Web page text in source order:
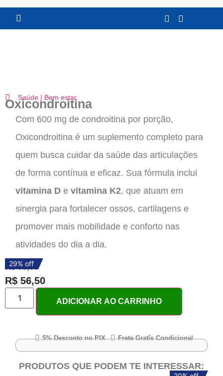
Saúde | Bem estar
Oxicondroitina
Com 600 mg de condroitina por porção,
Oxicondroitina é um suplemento completo para
quem busca cuidar da saúde das articulações
de forma contínua e eficaz. Sua fórmula inclui
vitamina D evitamina K2, que atuam em
sinergia para fortalecer ossos, cartilagens e
promover mais mobilidade e conforto nas
atividades do dia a dia.
29% off
R$79,90
R$ 56,50
ADICIONAR AO CARRINHO
5% Desconto no PIX Frete Gratís Condicional
PRODUTOS QUE PODEM TE INTERESSAR: